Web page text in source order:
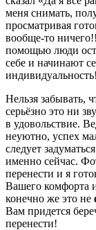
меня снимать,
просматривая
вообще-то
помощью люди
себе и начинают
Нельзя забывать,
серьёзно это ни
в удовольствие.
неуютно, успех
следует
именно сейчас.
перенести и я
Вашего комфорта
конечно же это не
Вам придется
перенести!